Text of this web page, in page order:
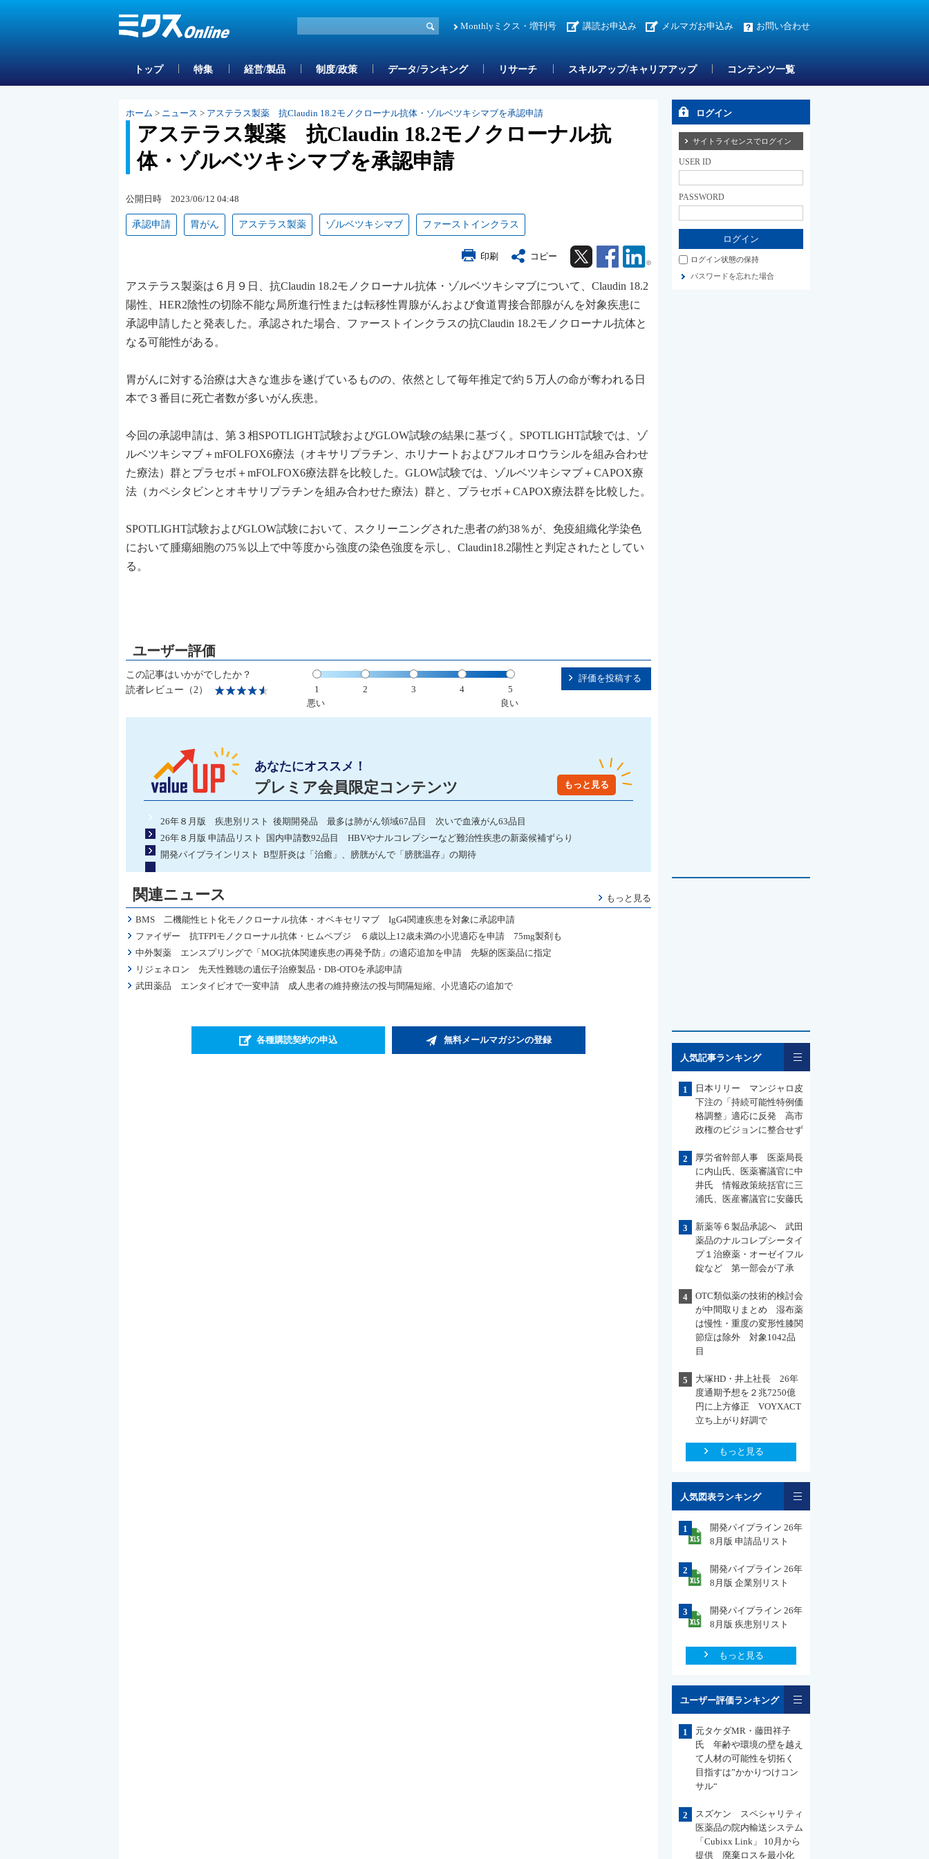
Monthlyミクス・増刊号 講読お申込み メルマガお申込み お問い合わせ
トップ 特集 経営/製品 制度/政策 データ/ランキング リサーチ スキルアップ/キャリアアップ コンテンツ一覧
ホーム > ニュース > アステラス製薬 抗Claudin 18.2モノクローナル抗体・ゾルベツキシマブを承認申請
アステラス製薬 抗Claudin 18.2モノクローナル抗
体・ゾルベツキシマブを承認申請
公開日時 2023/06/12 04:48
承認申請 胃がん アステラス製薬 ゾルベツキシマブ ファーストインクラス
印刷 コピー Twitter Facebook Linkedin
アステラス製薬は６月９日、抗Claudin 18.2モノクローナル抗体・ゾルベツキシマブについて、Claudin 18.2
陽性、HER2陰性の切除不能な局所進行性または転移性胃腺がんおよび食道胃接合部腺がんを対象疾患に
承認申請したと発表した。承認された場合、ファーストインクラスの抗Claudin 18.2モノクローナル抗体と
なる可能性がある。
胃がんに対する治療は大きな進歩を遂げているものの、依然として毎年推定で約５万人の命が奪われる日
本で３番目に死亡者数が多いがん疾患。
今回の承認申請は、第３相SPOTLIGHT試験およびGLOW試験の結果に基づく。SPOTLIGHT試験では、ゾ
ルベツキシマブ＋mFOLFOX6療法（オキサリプラチン、ホリナートおよびフルオロウラシルを組み合わせ
た療法）群とプラセボ＋mFOLFOX6療法群を比較した。GLOW試験では、ゾルベツキシマブ＋CAPOX療
法（カペシタビンとオキサリプラチンを組み合わせた療法）群と、プラセボ＋CAPOX療法群を比較した。
SPOTLIGHT試験およびGLOW試験において、スクリーニングされた患者の約38％が、免疫組織化学染色
において腫瘍細胞の75％以上で中等度から強度の染色強度を示し、Claudin18.2陽性と判定されたとしてい
る。
この記事はいかがでしたか？
読者レビュー（2）
1 2 3 4
5
悪い
良い
評価を投稿する
あなたにオススメ！
プレミア会員限定コンテンツ もっと見る
26年８月版 疾患別リスト 後期開発品 最多は肺がん領域67品目 次いで血液がん63品目
26年８月版 申請品リスト 国内申請数92品目 HBVやナルコレプシーなど難治性疾患の新薬候補ずらり
開発パイプラインリスト B型肝炎は「治癒」、膀胱がんで「膀胱温存」の期待
関連ニュース もっと見る
BMS 二機能性ヒト化モノクローナル抗体・オベキセリマブ IgG4関連疾患を対象に承認申請
ファイザー 抗TFPIモノクローナル抗体・ヒムペブジ ６歳以上12歳未満の小児適応を申請 75mg製剤も
中外製薬 エンスプリングで「MOG抗体関連疾患の再発予防」の適応追加を申請 先駆的医薬品に指定
リジェネロン 先天性難聴の遺伝子治療製品・DB-OTOを承認申請
武田薬品 エンタイビオで一変申請 成人患者の維持療法の投与間隔短縮、小児適応の追加で
各種購読契約の申込 無料メールマガジンの登録
ログイン
サイトライセンスでログイン
USER ID
PASSWORD
ログイン状態の保持
パスワードを忘れた場合
人気記事ランキング
1
日本リリー マンジャロ皮
下注の「持続可能性特例価
格調整」適応に反発 高市
政権のビジョンに整合せず
2
厚労省幹部人事 医薬局長
に内山氏、医薬審議官に中
井氏 情報政策統括官に三
浦氏、医産審議官に安藤氏
3
新薬等６製品承認へ 武田
薬品のナルコレプシータイ
プ１治療薬・オーゼイフル
錠など 第一部会が了承
4
OTC類似薬の技術的検討会
が中間取りまとめ 湿布薬
は慢性・重度の変形性膝関
節症は除外 対象1042品
目
5
大塚HD・井上社長 26年
度通期予想を２兆7250億
円に上方修正 VOYXACT
立ち上がり好調で
もっと見る
人気図表ランキング
1
開発パイプライン 26年
8月版 申請品リスト
2
開発パイプライン 26年
8月版 企業別リスト
3
開発パイプライン 26年
8月版 疾患別リスト
もっと見る
ユーザー評価ランキング
1
元タケダMR・藤田祥子
氏 年齢や環境の壁を越え
て人材の可能性を切拓く
目指すは”かかりつけコン
サル“
2
スズケン スペシャリティ
医薬品の院内輸送システム
「Cubixx Link」 10月から
提供 廃棄ロスを最小化